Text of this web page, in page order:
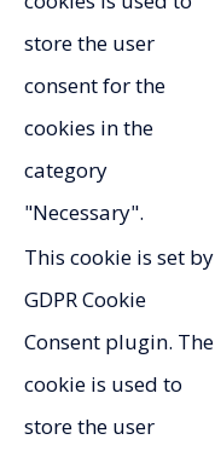
store the user
consent for the
cookies in the
category
"Necessary".
This cookie is set by
GDPR Cookie
Consent plugin. The
cookie is used to
store the user